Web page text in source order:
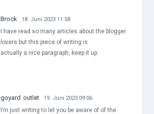
Brock 18. Juni 2023 11:58
I have read so many articles about the blogger
lovers but this piece of writing is
actually a nice paragraph, keep it up.
goyard outlet 19. Juni 2023 09:06
I’m just writing to let you be aware of of the